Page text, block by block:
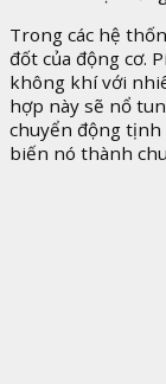
Trong các hệ
đốt của động cơ.
không khí với
hợp này sẽ nổ
chuyển động tịnh
biến nó thành